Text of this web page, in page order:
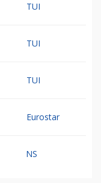
TUI
TUI
TUI
Eurostar
NS